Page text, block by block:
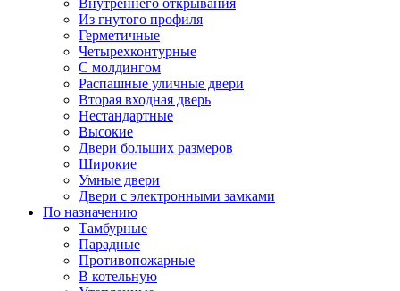
Из гнутого профиля
Герметичные
Четырехконтурные
С молдингом
Распашные уличные двери
Вторая входная дверь
Нестандартные
Высокие
Двери больших размеров
Широкие
Умные двери
Двери с электронными замками
По назначению
Тамбурные
Парадные
Противопожарные
В котельную